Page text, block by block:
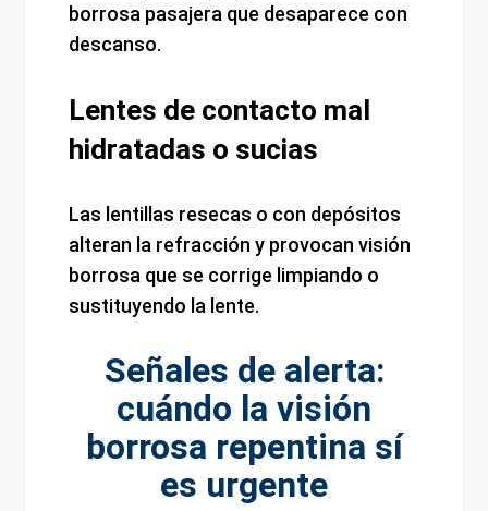
borrosa pasajera que desaparece con
descanso.
Lentes de contacto mal
hidratadas o sucias
Las lentillas resecas o con depósitos
alteran la refracción y provocan visión
borrosa que se corrige limpiando o
sustituyendo la lente.
Señales de alerta:
cuándo la visión
borrosa repentina sí
es urgente